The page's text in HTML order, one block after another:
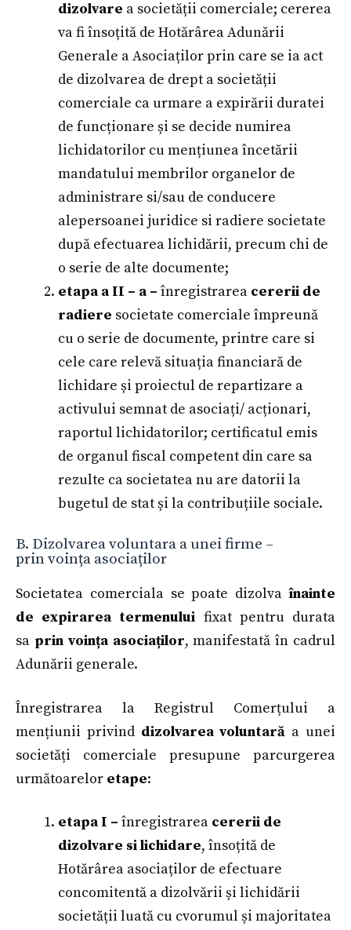
dizolvare a societății comerciale; cererea
va fi însoțită de Hotărârea Adunării
Generale a Asociaților prin care se ia act
de dizolvarea de drept a societății
comerciale ca urmare a expirării duratei
de funcționare și se decide numirea
lichidatorilor cu mențiunea încetării
mandatului membrilor organelor de
administrare si/sau de conducere
alepersoanei juridice si radiere societate
după efectuarea lichidării, precum chi de
o serie de alte documente;
etapa a II – a – înregistrarea cererii de
radiere societate comerciale împreună
cu o serie de documente, printre care si
cele care relevă situația financiară de
lichidare și proiectul de repartizare a
activului semnat de asociați/ acționari,
raportul lichidatorilor; certificatul emis
de organul fiscal competent din care sa
rezulte ca societatea nu are datorii la
bugetul de stat și la contribuțiile sociale.
B. Dizolvarea voluntara a unei firme –
prin voința asociaților
Societatea comerciala se poate dizolvaînainte
de expirarea termenului fixat pentru durata
sa prin voința asociaților, manifestată în cadrul
Adunării generale.
Înregistrarea la Registrul Comerțului a
mențiunii privind dizolvarea voluntară a unei
societăți comerciale presupune parcurgerea
următoarelor etape:
etapa I – înregistrarea cererii de
dizolvare si lichidare, însoțită de
Hotărârea asociaților de efectuare
concomitentă a dizolvării și lichidării
societății luată cu cvorumul și majoritatea